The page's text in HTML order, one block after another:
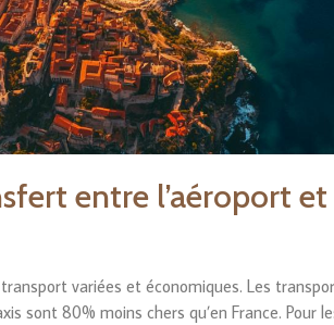
entre l’aéroport
variées et économiques. Les
sont 80% moins chers qu’en France. Pour